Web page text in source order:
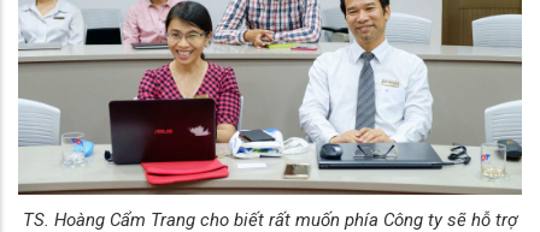
TS. Hoàng Cẩm Trang cho biết rất muốn phía Công ty sẽ hỗ trợ